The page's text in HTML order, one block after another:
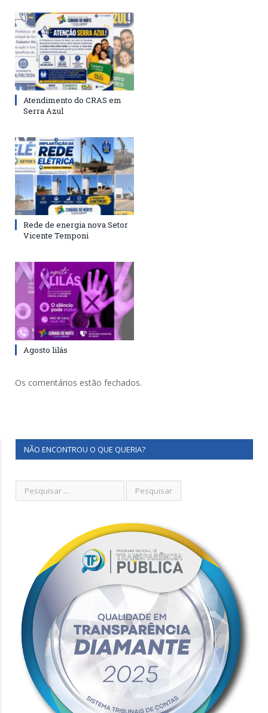
Atendimento do CRAS em
Serra Azul
Rede de energia nova Setor
Vicente Temponi
Agosto lilás
Os comentários estão fechados.
NÃO ENCONTROU O QUE QUERIA?